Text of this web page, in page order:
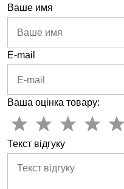
Ваше имя
E-mail
Ваша оцінка товару:
Текст відгуку